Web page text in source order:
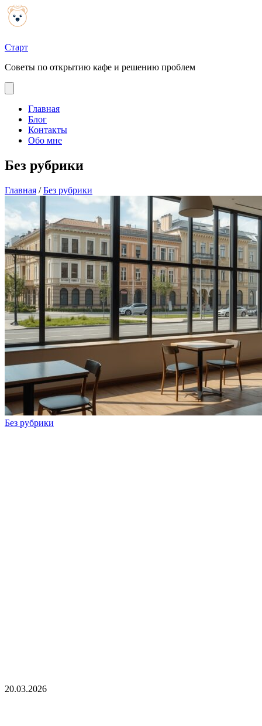
Старт
Советы по открытию кафе и решению проблем
Главная
Блог
Контакты
Обо мне
Без рубрики
Главная / Без рубрики
Без рубрики
20.03.2026